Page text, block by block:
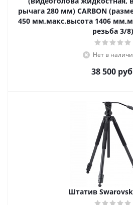
рычага 280 мм) CARBON
450 мм,макс.высота 1406
резьба 3/8)
Нет в
38 500
Штатив